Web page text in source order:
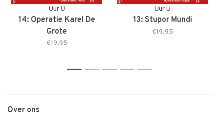
Uur U
14: Operatie Karel De
Grote
€19,95
Uur U
13: Stupor Mundi
€19,95
1 2 3 4 5
Over ons